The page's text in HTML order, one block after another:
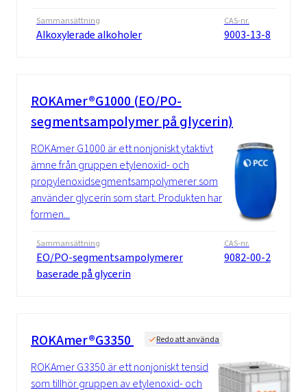
Sammansättning
Alkoxylerade alkoholer
CAS-nr.
9003-13-8
ROKAmer®G1000 (EO/PO-
segmentsampolymer på glycerin)
ROKAmer G1000 är ett nonjoniskt ytaktivt
ämne från gruppen etylenoxid- och
propylenoxidsegmentsampolymerer som
använder glycerin som start. Produkten har
formen...
Sammansättning
EO/PO-segmentsampolymerer
baserade på glycerin
CAS-nr.
9082-00-2
ROKAmer®G3350 Redo att använda
ROKAmer G3350 är ett nonjoniskt tensid
som tillhör gruppen av etylenoxid- och